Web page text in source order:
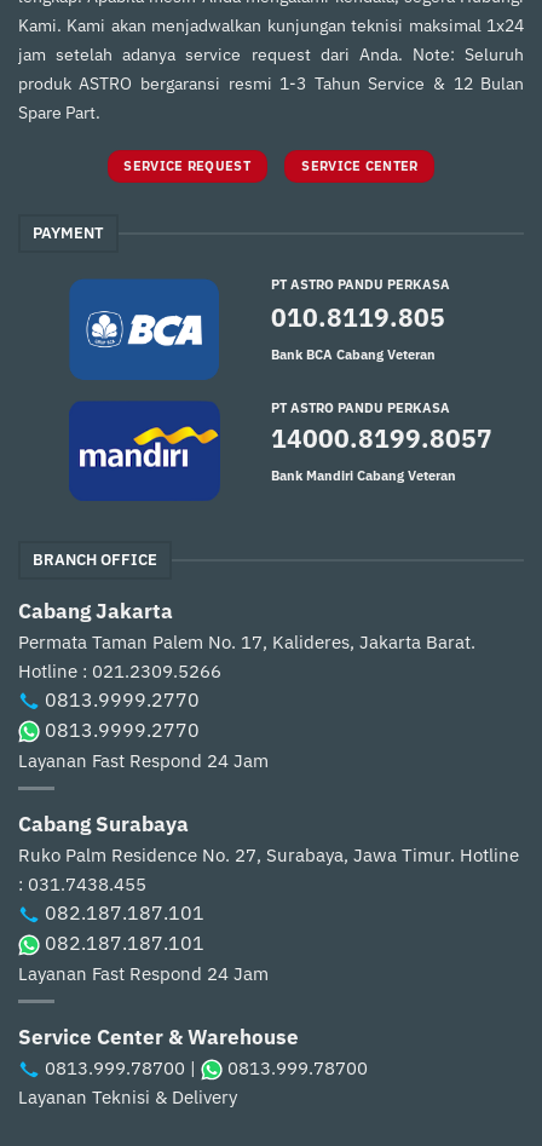
Kami. Kami akan menjadwalkan kunjungan teknisi maksimal 1x24
jam setelah adanya service request dari Anda. Note: Seluruh
produk ASTRO bergaransi resmi 1-3 Tahun Service & 12 Bulan
Spare Part.
SERVICE REQUEST SERVICE CENTER
PAYMENT
PT ASTRO PANDU PERKASA
010.8119.805
Bank BCA Cabang Veteran
PT ASTRO PANDU PERKASA
14000.8199.8057
Bank Mandiri Cabang Veteran
BRANCH OFFICE
Cabang Jakarta
Permata Taman Palem No. 17, Kalideres, Jakarta Barat.
Hotline : 021.2309.5266
0813.9999.2770
0813.9999.2770
Layanan Fast Respond 24 Jam
Cabang Surabaya
Ruko Palm Residence No. 27, Surabaya, Jawa Timur. Hotline
: 031.7438.455
082.187.187.101
082.187.187.101
Layanan Fast Respond 24 Jam
Service Center & Warehouse
0813.999.78700 | 0813.999.78700
Layanan Teknisi & Delivery